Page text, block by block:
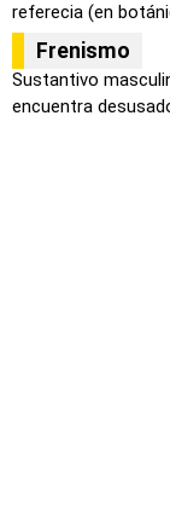
referecia (en
Frenismo
Sustantivo
encuentra